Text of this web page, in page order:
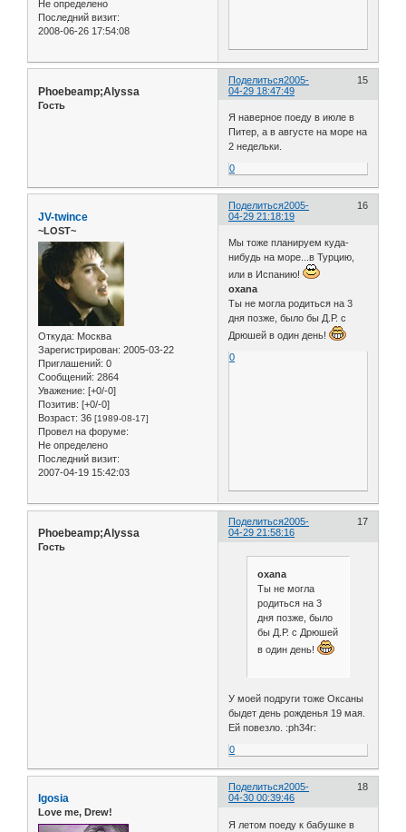
Не определено
Последний визит:
2008-06-26 17:54:08
Поделиться 15
2005-
04-29 18:47:49
Phoebeamp;Alyssa
Гость
Я наверное поеду в июле в
Питер, а в августе на море на
2 недельки.
0
Поделиться 16
2005-
04-29 21:18:19
JV-twince
~LOST~
Откуда: Москва
Зарегистрирован: 2005-03-22
Приглашений: 0
Сообщений: 2864
Уважение: [+0/-0]
Позитив: [+0/-0]
Возраст: 36 [1989-08-17]
Провел на форуме:
Не определено
Последний визит:
2007-04-19 15:42:03
Мы тоже планируем куда-
нибудь на море...в Турцию,
или в Испанию!
oxana
Ты не могла родиться на 3
дня позже, было бы Д.Р. с
Дрюшей в один день!
0
Поделиться 17
2005-
04-29 21:58:16
Phoebeamp;Alyssa
Гость
oxana
Ты не могла
родиться на 3
дня позже, было
бы Д.Р. с Дрюшей
в один день!
У моей подруги тоже Оксаны
быдет день рожденья 19 мая.
Ей повезло. :ph34r:
0
Поделиться 18
2005-
04-30 00:39:46
Igosia
Love me, Drew!
Я летом поеду к бабушке в